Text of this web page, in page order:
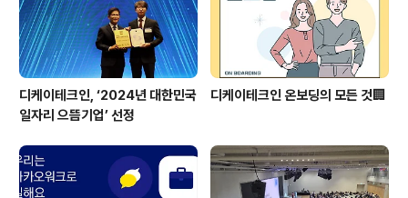
디케이테크인, ‘2024년 대한민국
일자리 으뜸기업’ 선정
디케이테크인 온보딩의 모든 것🏢